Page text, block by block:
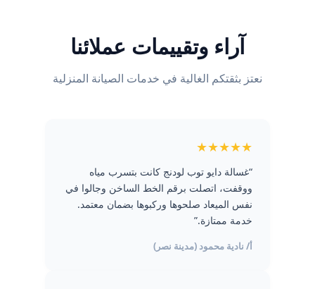
آراء وتقييمات عملائنا
نعتز بثقتكم الغالية في خدمات الصيانة المنزلية
★★★★★
“غسالة دايو توب لودنج كانت بتسرب مياه
ووقفت، اتصلت برقم الخط الساخن وجالوا في
نفس الميعاد صلحوها وركبوها بضمان معتمد.
خدمة ممتازة.”
أ/ نادية محمود (مدينة نصر)